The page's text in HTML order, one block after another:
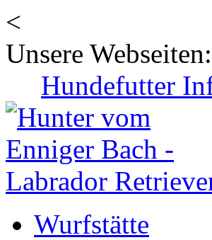
<
Unsere
Hundefutter
Wurfstätte